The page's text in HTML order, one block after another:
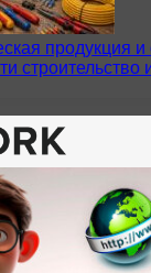
продукция
строительство